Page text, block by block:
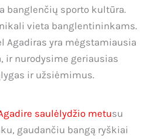
banglenčių sporto kultūra.
vieta banglentininkams.
Agadiras yra mėgstamiausia
ir nurodysime geriausias
ir užsiėmimus.
saulėlydžio metusu
gaudančiu bangą ryškiai